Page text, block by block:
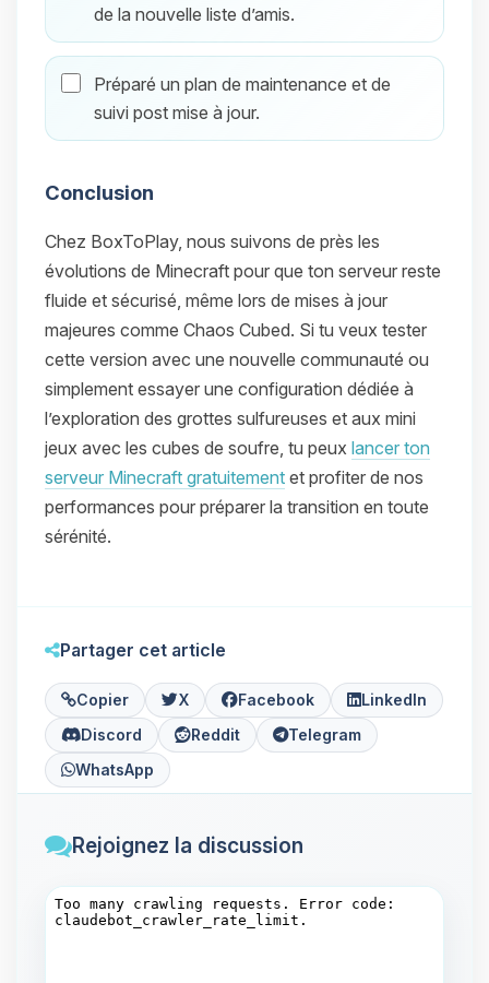
de la nouvelle liste d’amis.
Préparé un plan de maintenance et de
suivi post mise à jour.
Conclusion
Chez BoxToPlay, nous suivons de près les
évolutions de Minecraft pour que ton serveur reste
fluide et sécurisé, même lors de mises à jour
majeures comme Chaos Cubed. Si tu veux tester
cette version avec une nouvelle communauté ou
simplement essayer une configuration dédiée à
l’exploration des grottes sulfureuses et aux mini
jeux avec les cubes de soufre, tu peux lancer ton
serveur Minecraft gratuitement et profiter de nos
performances pour préparer la transition en toute
sérénité.
Partager cet article
Copier X Facebook
LinkedIn
Discord
Reddit
Telegram
WhatsApp
Rejoignez la discussion